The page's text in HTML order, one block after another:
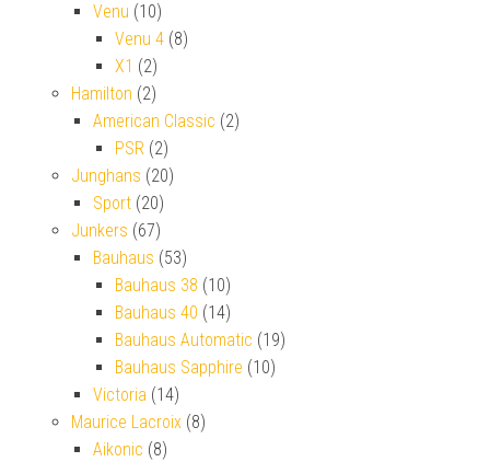
Venu (10)
Venu 4 (8)
X1 (2)
Hamilton (2)
American Classic (2)
PSR (2)
Junghans (20)
Sport (20)
Junkers (67)
Bauhaus (53)
Bauhaus 38 (10)
Bauhaus 40 (14)
Bauhaus Automatic (19)
Bauhaus Sapphire (10)
Victoria (14)
Maurice Lacroix (8)
Aikonic (8)